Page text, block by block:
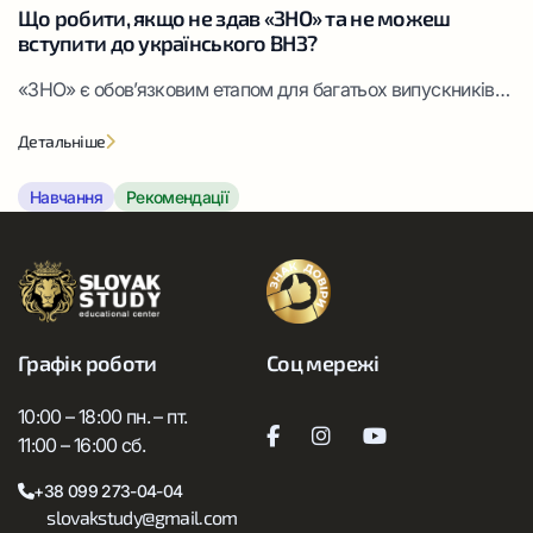
Що робити, якщо не здав «ЗНО» та не можеш
вступити до українського ВНЗ?
«ЗНО» є обов’язковим етапом для багатьох випускників
іспит має величезне значення у системі освіти держави та
Будь-який іспит чи тестування – це стрес, тому думки – що
бал, перетворюються для […]
Детальніше
Навчання Рекомендації
Графік роботи
10:00 – 18:00 пн. – пт.
11:00 – 16:00 сб.
+38 099 273-04-04
slovakstudy@gmail.com
Соц мережі